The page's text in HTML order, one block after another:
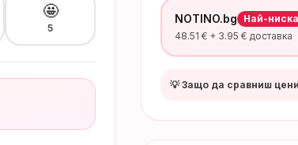
NOTINO.bg
Най-ниска
48.51 € + 3.95 € доставка
💡 Защо да сравниш
🤩
5